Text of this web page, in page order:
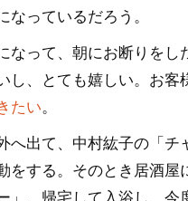
なっているだろう。
なって、朝にお断りを
し、とても嬉しい。お客
たい。
へ出て、中村紘子の「チ
をする。そのとき居酒屋